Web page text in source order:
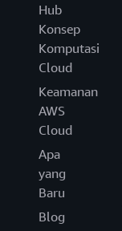
Hub
Konsep
Komputasi
Cloud
Keamanan
AWS
Cloud
Apa
yang
Baru
Blog